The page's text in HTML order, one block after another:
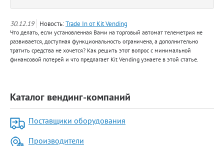
30.12.19 Новость:Trade In от Kit Vending
Что делать, если установленная Вами на торговый автомат телеметрия не
развивается, доступная функциональность ограничена, а дополнительно
тратить средства не хочется? Как решить этот вопрос с минимальной
финансовой потерей и что предлагает Kit Vending узнаете в этой статье.
Каталог вендинг-компаний
Поставщики оборудования
Производители